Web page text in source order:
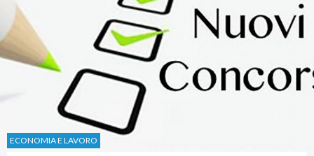
ECONOMIA E LAVORO